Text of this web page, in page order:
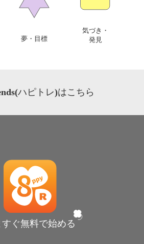
夢・目標
気づき・
発見
ハピトレ)はこちら
すぐ無料で始める